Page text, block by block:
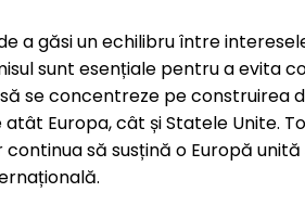
a găsi un echilibru între
sunt esențiale pentru a evita
se concentreze pe construirea
Europa, cât și Statele Unite.
să susțină o Europă